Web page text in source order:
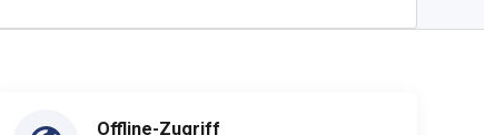
Offline-Zugriff